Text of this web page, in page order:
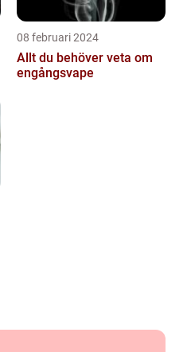
08 februari 2024
Allt du behöver veta om
engångsvape